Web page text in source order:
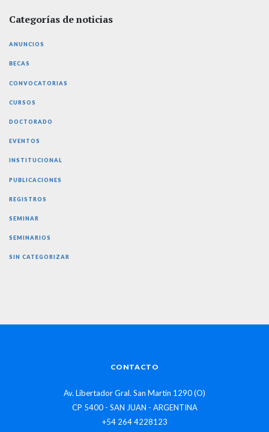
Categorías de noticias
ANUNCIOS
BECAS
CONVOCATORIAS
CURSOS
DOCTORADO
EVENTOS
INSTITUCIONAL
PUBLICACIONES
REGISTROS
SEMINAR
SEMINARIOS
SIN CATEGORIZAR
CONTACTO
Av. Libertador Gral. San Martín 1290 (O)
CP 5400 - SAN JUAN - ARGENTINA
+54 264 4228123